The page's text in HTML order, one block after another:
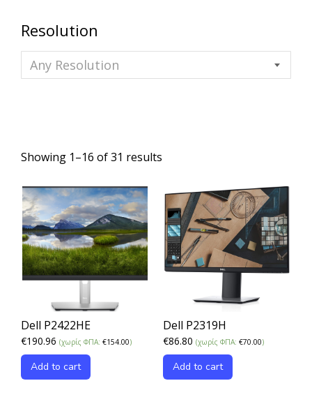
Resolution
Any Resolution
Showing 1–16 of 31 results
Dell P2422HE
€190.96 (χωρίς ΦΠΑ: €154.00)
Add to cart
Dell P2319H
€86.80 (χωρίς ΦΠΑ: €70.00)
Add to cart